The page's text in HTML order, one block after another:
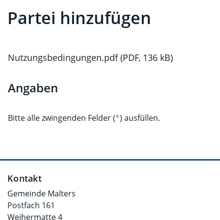
Partei hinzufügen
Nutzungsbedingungen.pdf (PDF, 136 kB)
Angaben
Bitte alle zwingenden Felder (*) ausfüllen.
Fusszeile
Kontakt
Gemeinde Malters
Postfach 161
Weihermatte 4